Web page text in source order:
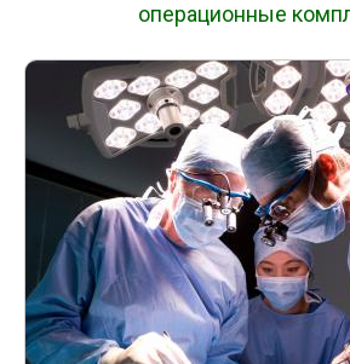
операционные